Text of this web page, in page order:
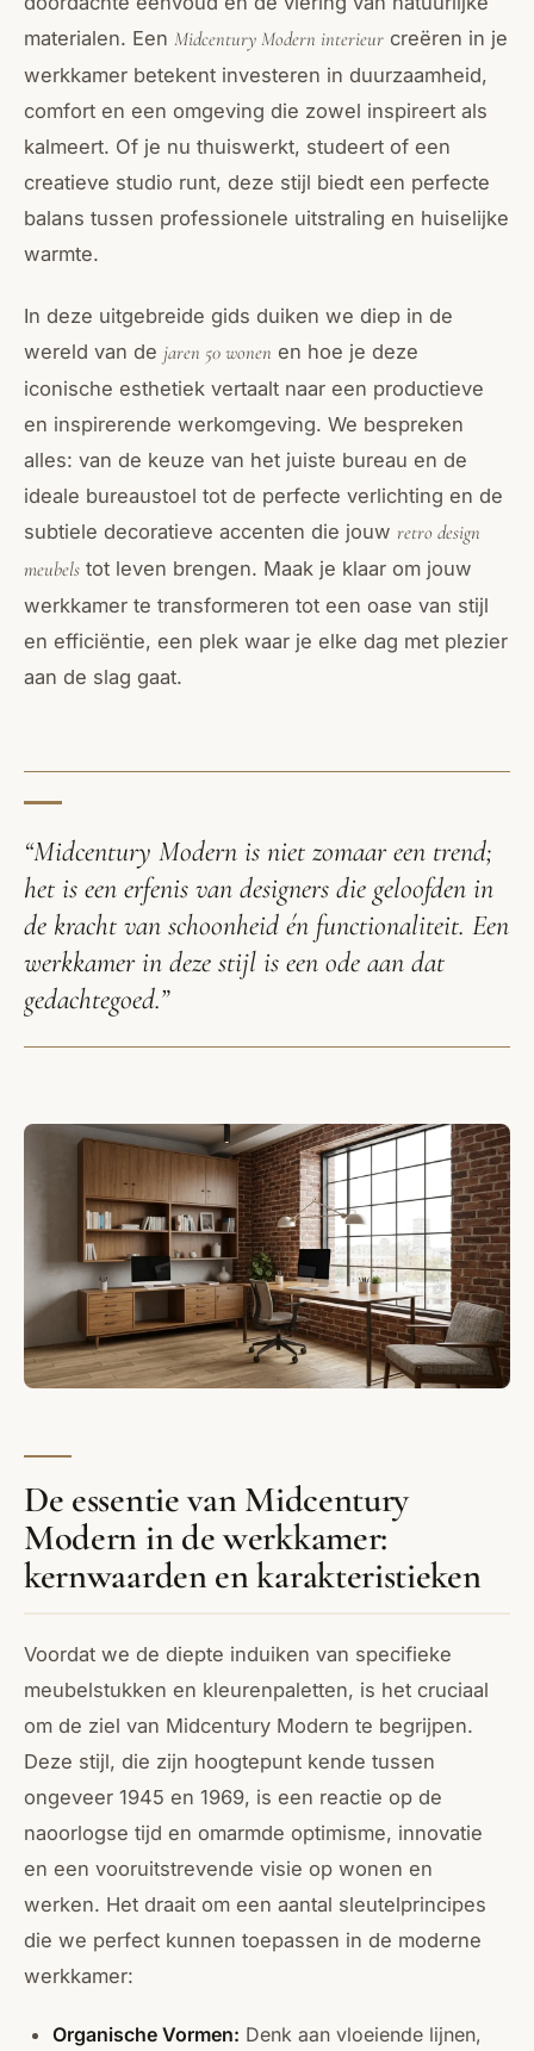
materialen. Een Midcentury Modern interieur creëren in je
werkkamer betekent investeren in duurzaamheid,
comfort en een omgeving die zowel inspireert als
kalmeert. Of je nu thuiswerkt, studeert of een
creatieve studio runt, deze stijl biedt een perfecte
balans tussen professionele uitstraling en huiselijke
warmte.
In deze uitgebreide gids duiken we diep in de
wereld van de jaren 50 wonen en hoe je deze
iconische esthetiek vertaalt naar een productieve
en inspirerende werkomgeving. We bespreken
alles: van de keuze van het juiste bureau en de
ideale bureaustoel tot de perfecte verlichting en de
subtiele decoratieve accenten die jouw retro design
meubels tot leven brengen. Maak je klaar om jouw
werkkamer te transformeren tot een oase van stijl
en efficiëntie, een plek waar je elke dag met plezier
aan de slag gaat.
“Midcentury Modern is niet zomaar een trend;
het is een erfenis van designers die geloofden in
de kracht van schoonheid én functionaliteit. Een
werkkamer in deze stijl is een ode aan dat
gedachtegoed.”
De essentie van Midcentury
Modern in de werkkamer:
kernwaarden en karakteristieken
Voordat we de diepte induiken van specifieke
meubelstukken en kleurenpaletten, is het cruciaal
om de ziel van Midcentury Modern te begrijpen.
Deze stijl, die zijn hoogtepunt kende tussen
ongeveer 1945 en 1969, is een reactie op de
naoorlogse tijd en omarmde optimisme, innovatie
en een vooruitstrevende visie op wonen en
werken. Het draait om een aantal sleutelprincipes
die we perfect kunnen toepassen in de moderne
werkkamer:
Organische Vormen: Denk aan vloeiende lijnen,